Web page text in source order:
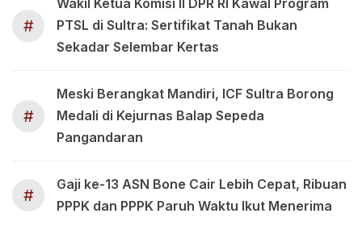
#
Wakil Ketua Komisi II DPR RI Kawal Program
PTSL di Sultra: Sertifikat Tanah Bukan
Sekadar Selembar Kertas
#
Meski Berangkat Mandiri, ICF Sultra Borong
Medali di Kejurnas Balap Sepeda
Pangandaran
#
Gaji ke-13 ASN Bone Cair Lebih Cepat, Ribuan
PPPK dan PPPK Paruh Waktu Ikut Menerima